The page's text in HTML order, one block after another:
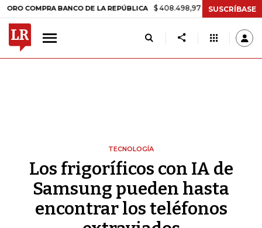
BANCO DE LA REPÚBLICA $ 408.498,97 +$ 8.753,81 +2,19%
SUSCRÍBASE
TECNOLOGÍA
Los frigoríficos con IA de
Samsung pueden hasta
encontrar los teléfonos